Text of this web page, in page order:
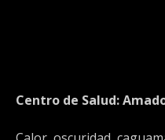
Centro de Salud: